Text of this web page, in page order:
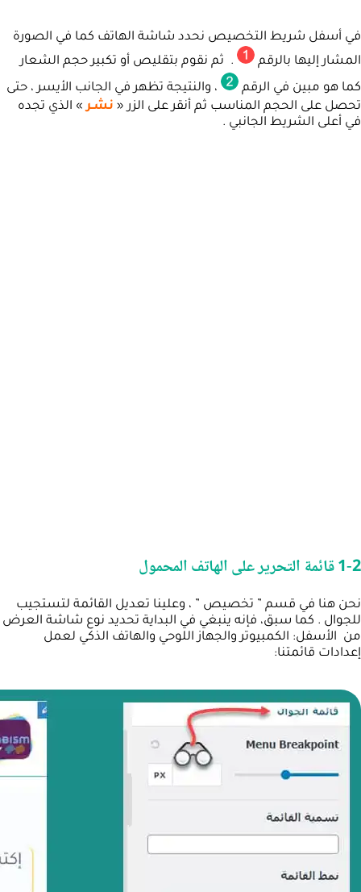
في أسفل شريط التخصيص نحدد شاشة الهاتف كما في الصورة
المشار إليها بالرقم
. ثم نقوم بتقليص أو تكبير حجم الشعار
كما هو مبين في الرقم
، والنتيجة تظهر في الجانب الأيسر ، حتى
تحصل على الحجم المناسب ثم أنقر على الزر « نشـر» الذي تجده
في أعلى الشريط الجانبي .
1-2 قائمة التحرير على الهاتف المحمول
نحن هنا في قسم ” تخصيص ” ، وعلينا تعديل القائمة لتستجيب
للجوال . كما سبق، فإنه ينبغي في البداية تحديد نوع شاشة العرض
من الأسفل: الكمبيوتر والجهاز اللوحي والهاتف الذكي لعمل
إعدادات قائمتنا: